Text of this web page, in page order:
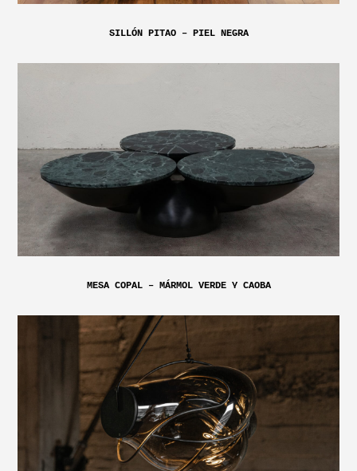
SILLÓN PITAO – PIEL NEGRA
MESA COPAL – MÁRMOL VERDE Y CAOBA